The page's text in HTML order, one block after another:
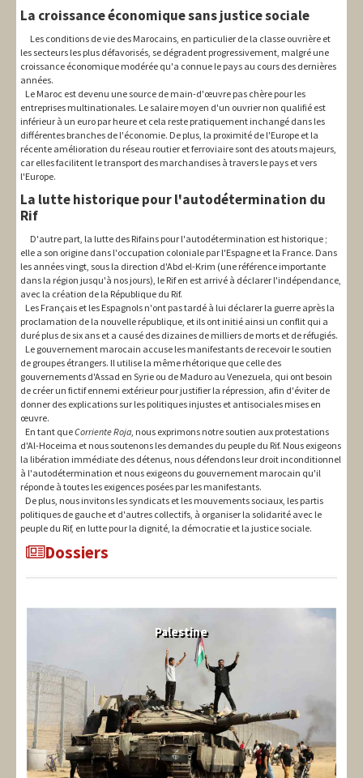
La croissance économique sans justice sociale
Les conditions de vie des Marocains, en particulier de la classe ouvrière et
les secteurs les plus défavorisés, se dégradent progressivement, malgré une
croissance économique modérée qu'a connue le pays au cours des dernières
années.
Le Maroc est devenu une source de main-d'œuvre pas chère pour les
entreprises multinationales. Le salaire moyen d'un ouvrier non qualifié est
inférieur à un euro par heure et cela reste pratiquement inchangé dans les
différentes branches de l'économie. De plus, la proximité de l'Europe et la
récente amélioration du réseau routier et ferroviaire sont des atouts majeurs,
car elles facilitent le transport des marchandises à travers le pays et vers
l'Europe.
La lutte historique pour l'autodétermination du
Rif
D'autre part, la lutte des Rifains pour l'autodétermination est historique ;
elle a son origine dans l'occupation coloniale par l'Espagne et la France. Dans
les années vingt, sous la direction d'Abd el-Krim (une référence importante
dans la région jusqu'à nos jours), le Rif en est arrivé à déclarer l'indépendance,
avec la création de la République du Rif.
Les Français et les Espagnols n'ont pas tardé à lui déclarer la guerre après la
proclamation de la nouvelle république, et ils ont initié ainsi un conflit qui a
duré plus de six ans et a causé des dizaines de milliers de morts et de réfugiés.
Le gouvernement marocain accuse les manifestants de recevoir le soutien
de groupes étrangers. Il utilise la même rhétorique que celle des
gouvernements d'Assad en Syrie ou de Maduro au Venezuela, qui ont besoin
de créer un fictif ennemi extérieur pour justifier la répression, afin d'éviter de
donner des explications sur les politiques injustes et antisociales mises en
œuvre.
En tant queCorriente Roja, nous exprimons notre soutien aux protestations
d'Al-Hoceima et nous soutenons les demandes du peuple du Rif. Nous exigeons
la libération immédiate des détenus, nous défendons leur droit inconditionnel
à l'autodétermination et nous exigeons du gouvernement marocain qu'il
réponde à toutes les exigences posées par les manifestants.
De plus, nous invitons les syndicats et les mouvements sociaux, les partis
politiques de gauche et d'autres collectifs, à organiser la solidarité avec le
peuple du Rif, en lutte pour la dignité, la démocratie et la justice sociale.
Dossiers
Palestine